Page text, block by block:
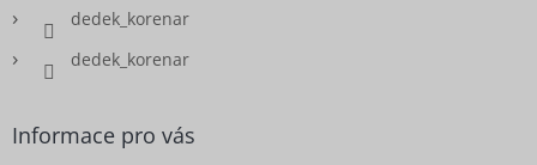
dedek_korenar
dedek_korenar
Informace pro vás